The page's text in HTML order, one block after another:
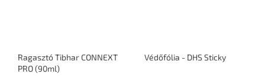
Ragasztó Tibhar CONNEXT
PRO (90ml)
Védőfólia - DHS Sticky